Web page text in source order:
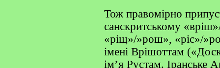
Тож правомірно
санскритському
«ріщ»/»рош», «ріс»/
імені Врішоттам
ім’я Рустам. Іранське